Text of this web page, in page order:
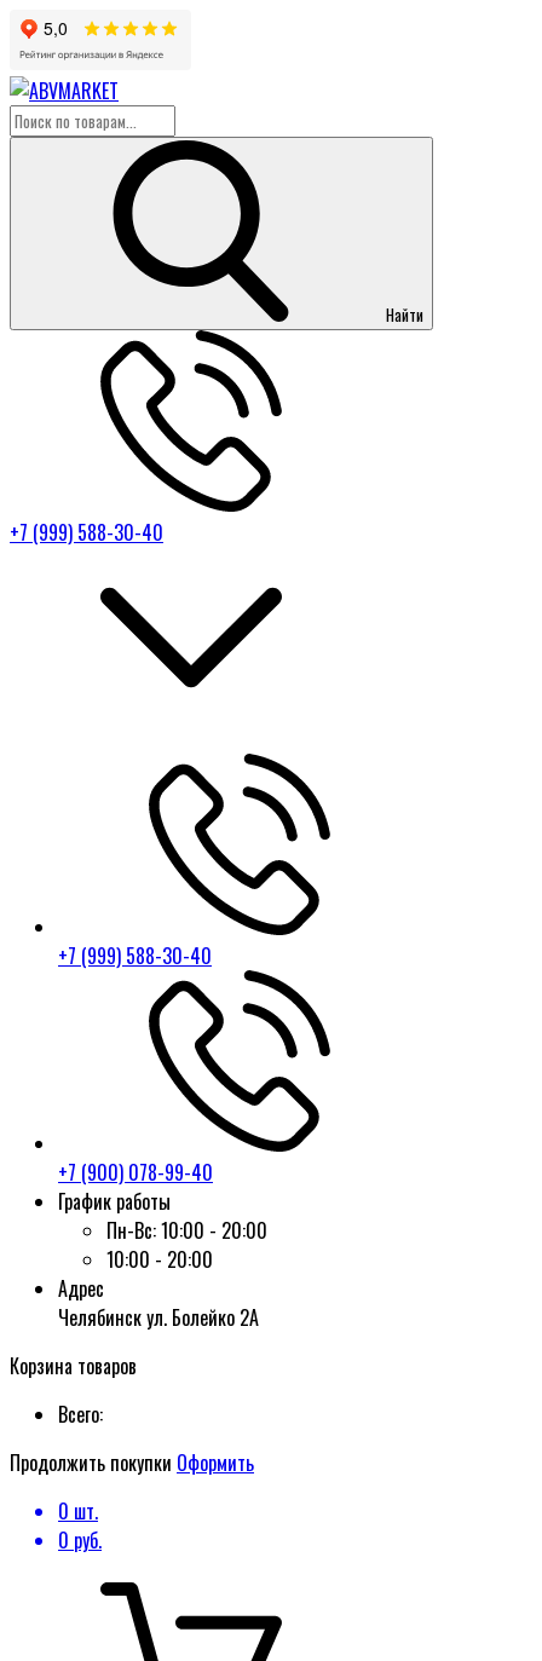
Найти
+7 (999) 588-30-40
+7 (999) 588-30-40
+7 (900) 078-99-40
График работы
Пн-Вс:10:00 - 20:00
10:00 - 20:00
Адрес
Челябинск ул. Болейко 2А
Корзина товаров
Всего:
Продолжить покупки Оформить
0 шт.
0 руб.